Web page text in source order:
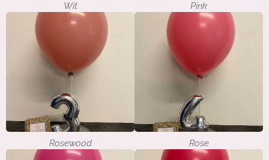
Wit Pink
Rosewood Rose